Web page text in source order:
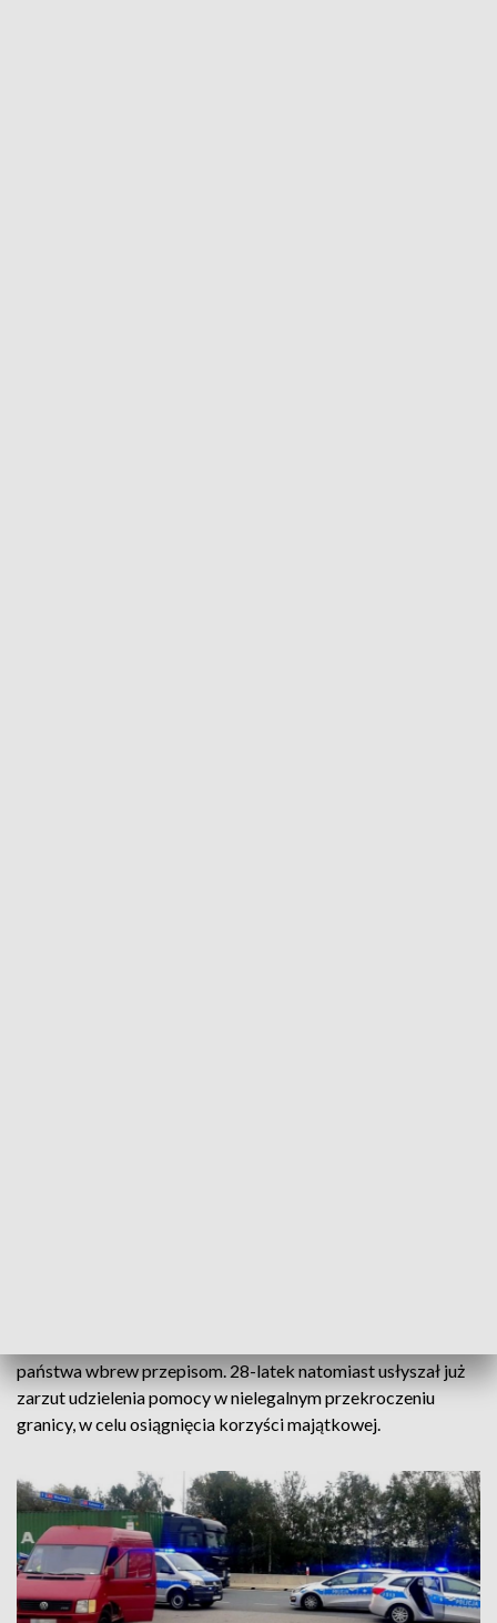
państwa wbrew przepisom. 28-latek natomiast usłyszał już
zarzut udzielenia pomocy w nielegalnym przekroczeniu
granicy, w celu osiągnięcia korzyści majątkowej.